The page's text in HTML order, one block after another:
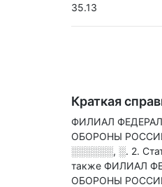
35.13
Краткая
ФИЛИАЛ
ОБОРОНЫ
░░░░░░, ░. 2.
также ФИЛИАЛ
ОБОРОНЫ